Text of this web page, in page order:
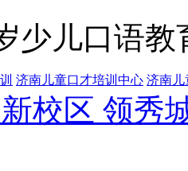
少儿口语
济南儿童口才培训中心 济南儿
校区 领秀